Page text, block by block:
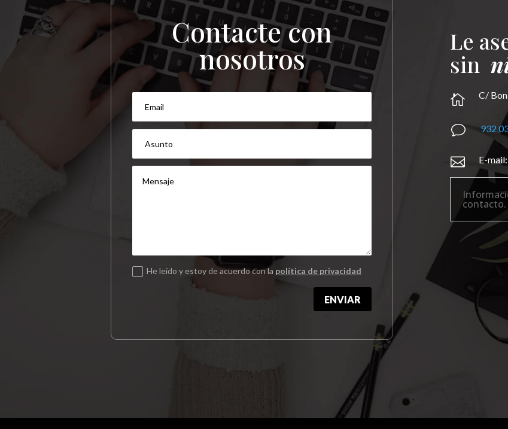
Contacte con
nosotros
He leído y estoy de acuerdo con la política de privacidad
ENVIAR
Le
sin
 C/
v 932
 E-
contacto.